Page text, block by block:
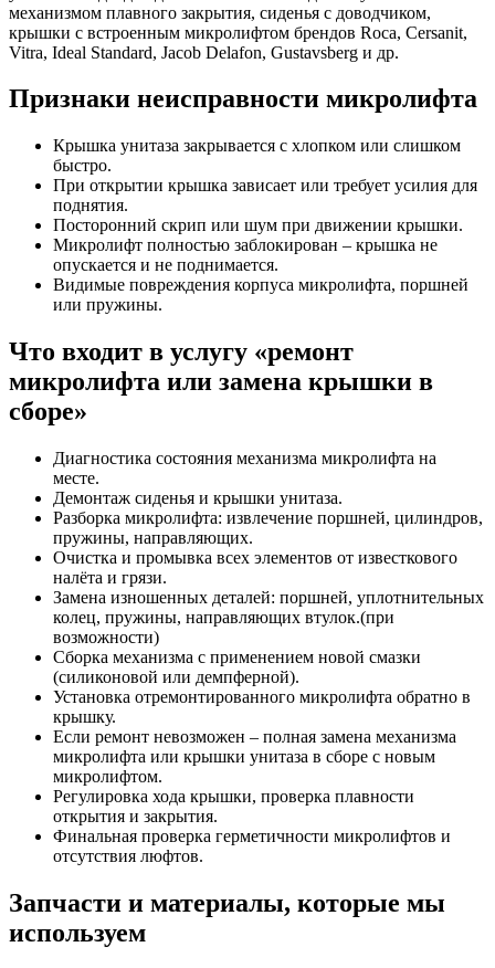
механизмом плавного закрытия, сиденья с доводчиком,
крышки с встроенным микролифтом брендов Roca, Cersanit,
Vitra, Ideal Standard, Jacob Delafon, Gustavsberg и др.
Признаки неисправности микролифта
Крышка унитаза закрывается с хлопком или слишком
быстро.
При открытии крышка зависает или требует усилия для
поднятия.
Посторонний скрип или шум при движении крышки.
Микролифт полностью заблокирован – крышка не
опускается и не поднимается.
Видимые повреждения корпуса микролифта, поршней
или пружины.
Что входит в услугу «ремонт
микролифта или замена крышки в
сборе»
Диагностика состояния механизма микролифта на
месте.
Демонтаж сиденья и крышки унитаза.
Разборка микролифта: извлечение поршней, цилиндров,
пружины, направляющих.
Очистка и промывка всех элементов от известкового
налёта и грязи.
Замена изношенных деталей: поршней, уплотнительных
колец, пружины, направляющих втулок.(при
возможности)
Сборка механизма с применением новой смазки
(силиконовой или демпферной).
Установка отремонтированного микролифта обратно в
крышку.
Если ремонт невозможен – полная замена механизма
микролифта или крышки унитаза в сборе с новым
микролифтом.
Регулировка хода крышки, проверка плавности
открытия и закрытия.
Финальная проверка герметичности микролифтов и
отсутствия люфтов.
Запчасти и материалы, которые мы
используем